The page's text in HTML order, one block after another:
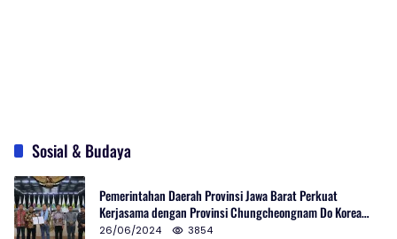
Sosial & Budaya
Pemerintahan Daerah Provinsi Jawa Barat Perkuat
Kerjasama dengan Provinsi Chungcheongnam Do Korea
Selatan
26/06/2024 3854